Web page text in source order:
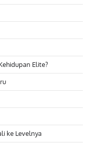
Elite?
ke Levelnya